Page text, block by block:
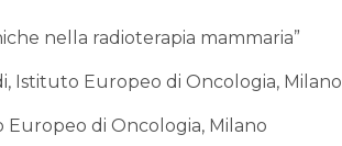
nella radioterapia mammaria”
Istituto Europeo di Oncologia, Milano
Europeo di Oncologia, Milano